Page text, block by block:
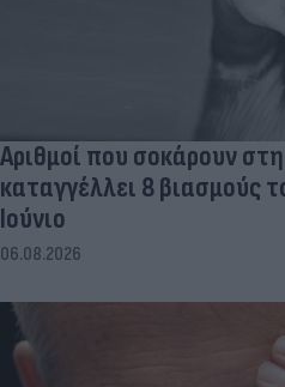
Αριθμοί που σοκάρουν
καταγγέλλει 8 βιασμούς
Ιούνιο
06.08.2026